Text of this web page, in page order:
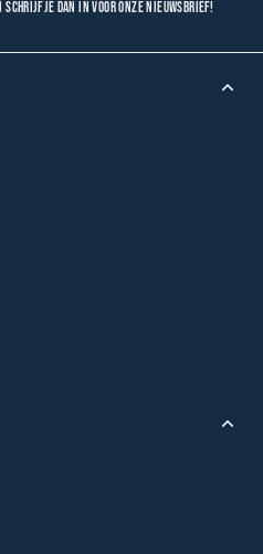
schrijf je dan in voor onze nieuwsbrief!